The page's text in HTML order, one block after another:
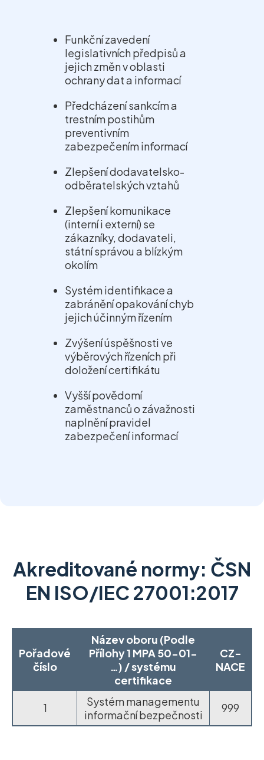
Funkční zavedení
legislativních předpisů a
jejich změn v oblasti
ochrany dat a informací
Předcházení sankcím a
trestním postihům
preventivním
zabezpečením informací
Zlepšení dodavatelsko-
odběratelských vztahů
Zlepšení komunikace
(interní i externí) se
zákazníky, dodavateli,
státní správou a blízkým
okolím
Systém identifikace a
zabránění opakování chyb
jejich účinným řízením
Zvýšení úspěšnosti ve
výběrových řízeních při
doložení certifikátu
Vyšší povědomí
zaměstnanců o závažnosti
naplnění pravidel
zabezpečení informací
Akreditované normy: ČSN
EN ISO/IEC 27001:2017
Pořadové
číslo
Název oboru (Podle
Přílohy 1 MPA 50-01-
…) / systému
certifikace
CZ-
NACE
1
Systém managementu
informační bezpečnosti
999